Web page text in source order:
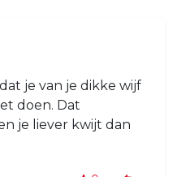
je van je dikke wijf
doen. Dat
je liever kwijt dan